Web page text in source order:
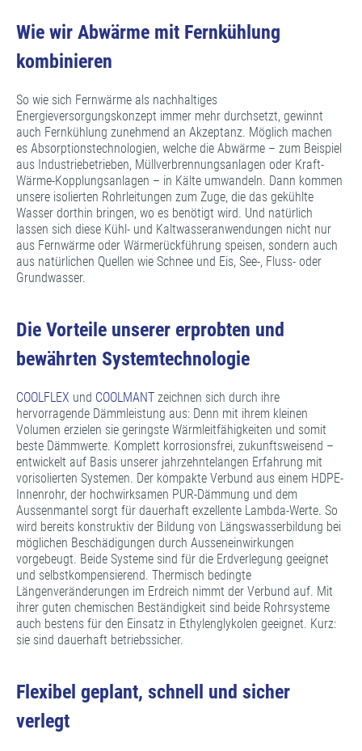
Wie wir Abwärme mit Fernkühlung
kombinieren
So wie sich Fernwärme als nachhaltiges
Energieversorgungskonzept immer mehr durchsetzt, gewinnt
auch Fernkühlung zunehmend an Akzeptanz. Möglich machen
es Absorptionstechnologien, welche die Abwärme – zum Beispiel
aus Industriebetrieben, Müllverbrennungsanlagen oder Kraft-
Wärme-Kopplungsanlagen – in Kälte umwandeln. Dann kommen
unsere isolierten Rohrleitungen zum Zuge, die das gekühlte
Wasser dorthin bringen, wo es benötigt wird. Und natürlich
lassen sich diese Kühl- und Kaltwasseranwendungen nicht nur
aus Fernwärme oder Wärmerückführung speisen, sondern auch
aus natürlichen Quellen wie Schnee und Eis, See-, Fluss- oder
Grundwasser.
Die Vorteile unserer erprobten und
bewährten Systemtechnologie
COOLFLEX und COOLMANT zeichnen sich durch ihre
hervorragende Dämmleistung aus: Denn mit ihrem kleinen
Volumen erzielen sie geringste Wärmleitfähigkeiten und somit
beste Dämmwerte. Komplett korrosionsfrei, zukunftsweisend –
entwickelt auf Basis unserer jahrzehntelangen Erfahrung mit
vorisolierten Systemen. Der kompakte Verbund aus einem HDPE-
Innenrohr, der hochwirksamen PUR-Dämmung und dem
Aussenmantel sorgt für dauerhaft exzellente Lambda-Werte. So
wird bereits konstruktiv der Bildung von Längswasserbildung bei
möglichen Beschädigungen durch Ausseneinwirkungen
vorgebeugt. Beide Systeme sind für die Erdverlegung geeignet
und selbstkompensierend. Thermisch bedingte
Längenveränderungen im Erdreich nimmt der Verbund auf. Mit
ihrer guten chemischen Beständigkeit sind beide Rohrsysteme
auch bestens für den Einsatz in Ethylenglykolen geeignet. Kurz:
sie sind dauerhaft betriebssicher.
Flexibel geplant, schnell und sicher
verlegt